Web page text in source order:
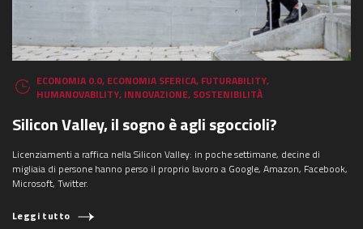
ECONOMIA 0.0, ECONOMIA SFERICA, FUTURABILITY,
HUMANOVABILITY, INNOVAZIONE, SOSTENIBILITÀ
Silicon Valley, il sogno è agli sgoccioli?
Licenziamenti a raffica nella Silicon Valley: in poche settimane, decine di
migliaia di persone hanno perso il proprio lavoro a Google, Amazon, Facebook,
Microsoft, Twitter.
Leggi tutto